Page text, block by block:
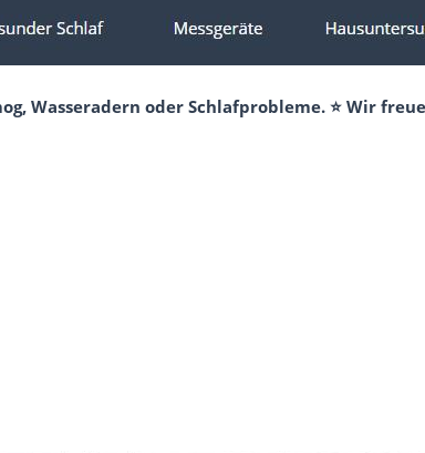
Wasseradern oder Schlafprobleme. ⭐ Wir